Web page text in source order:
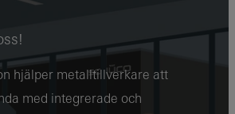
hjälper metalltillverkare att
med integrerade och